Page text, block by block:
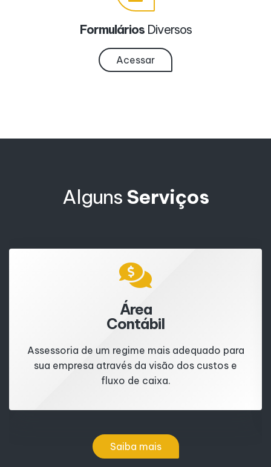
Formulários Diversos
Acessar
Alguns Serviços
Área
Contábil
Assessoria de um regime mais adequado para
sua empresa através da visão dos custos e
fluxo de caixa.
Saiba mais